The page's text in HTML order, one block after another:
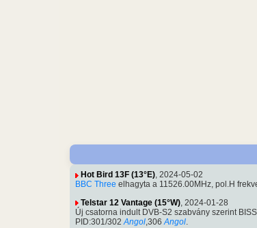
Hot Bird 13F (13°E), 2024-05-02
BBC Three elhagyta a 11526.00MHz, pol.H
Telstar 12 Vantage (15°W), 2024-01-28
Új csatorna indult DVB-S2 szabvány szerint
PID:301/302 Angol,306 Angol.